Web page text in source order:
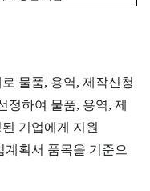
물품, 용역, 제작신청
정하여 물품, 용역, 제
기업에게 지원
계획서 품목을 기준으